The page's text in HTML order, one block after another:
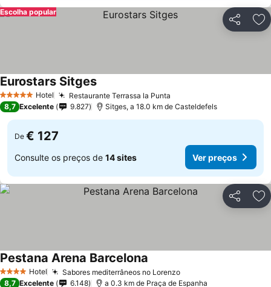
Partilhar
Escolha popular
5 Estrelas Hotel Restaurante Terrassa la Punta
Eurostars SitgesVer preços
8,7 Excelente 9.827 Sitges, a 18.0 km de Casteldefels
De € 127
Consulte os preços de 14 sites Ver preços
Partilhar
4 EstrelasHotel Sabores mediterrâneos no LorenzoVer preços
Pestana Arena Barcelona
8,7 Excelente 6.148 a 0.3 km de Praça de Espanha